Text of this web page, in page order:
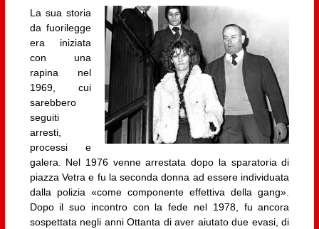
La sua storia
da fuorilegge
era iniziata
con una
rapina nel
1969, cui
sarebbero
seguiti
arresti,
processi e
galera. Nel 1976 venne arrestata dopo la sparatoria di
piazza Vetra e fu la seconda donna ad essere individuata
dalla polizia «come componente effettiva della gang».
Dopo il suo incontro con la fede nel 1978, fu ancora
sospettata negli anni Ottanta di aver aiutato due evasi, di